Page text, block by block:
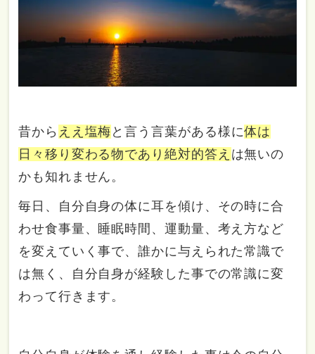
昔から ええ塩梅 と言う言葉がある様に体は
日々移り変わる物であり絶対的答え は無いの
かも知れません。
毎日、自分自身の体に耳を傾け、その時に合
わせ食事量、睡眠時間、運動量、考え方など
を変えていく事で、誰かに与えられた常識で
は無く、自分自身が経験した事での常識に変
わって行きます。